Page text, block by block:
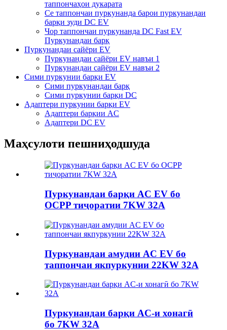
таппончаҳои дукарата
Се таппончаи пуркунанда барои пуркунандаи
барқи зуди DC EV
Чор таппончаи пуркунанда DC Fast EV
Пуркунандаи барқ
Пуркунандаи сайёри EV
Пуркунандаи сайёри EV навъи 1
Пуркунандаи сайёри EV навъи 2
Сими пуркунии барқи EV
Сими пуркунандаи барқ
Сими пуркунии барқи DC
Адаптери пуркунии барқи EV
Адаптери барқии AC
Адаптери DC EV
Маҳсулоти пешниҳодшуда
Пуркунандаи барқи AC EV бо
OCPP тиҷоратии 7KW 32A
Пуркунандаи амудии AC EV бо
таппончаи якпуркунии 22KW 32A
Пуркунандаи барқи AC-и хонагӣ
бо 7KW 32A